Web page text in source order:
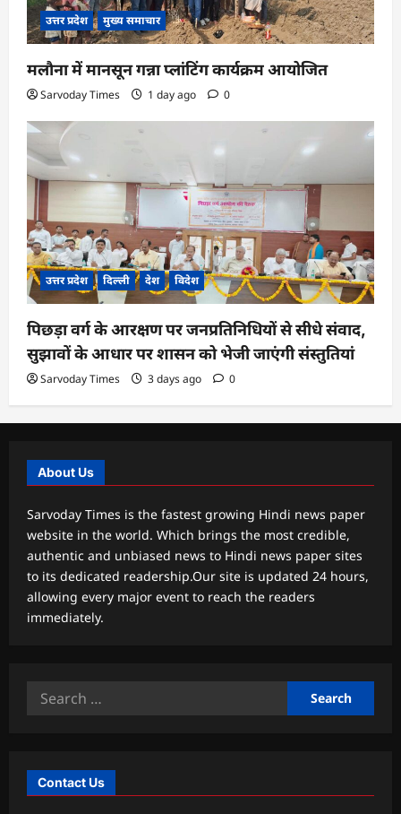
उत्तर प्रदेश मुख्य समाचार
मलौना में मानसून गन्ना प्लांटिंग कार्यक्रम आयोजित
Sarvoday Times 1 day ago 0
उत्तर प्रदेश दिल्ली देश विदेश
पिछड़ा वर्ग के आरक्षण पर जनप्रतिनिधियों से सीधे संवाद,
सुझावों के आधार पर शासन को भेजी जाएंगी संस्तुतियां
Sarvoday Times 3 days ago 0
About Us
Sarvoday Times is the fastest growing Hindi news paper
website in the world. Which brings the most credible,
authentic and unbiased news to Hindi news paper sites
to its dedicated readership.Our site is updated 24 hours,
allowing every major event to reach the readers
immediately.
Search
Contact Us